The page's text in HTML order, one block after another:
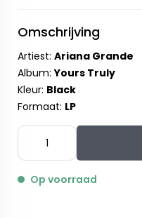
Omschrijving
Artiest: Ariana Grande
Album:Yours Truly
Kleur: Black
Formaat: LP
Op voorraad